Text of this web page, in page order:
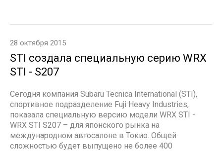
28 октября 2015
STI создала специальную серию WRX
STI - S207
Сегодня компания Subaru Tecnica International (STI),
спортивное подразделение Fuji Heavy Industries,
показала специальную версию модели WRX STI -
WRX STI S207 – для японского рынка на
международном автосалоне в Токио. Общей
сложностью будет выпущено не более 400